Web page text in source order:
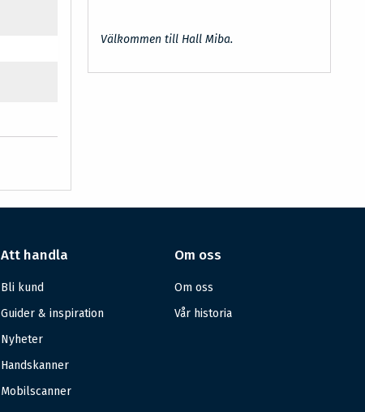
Välkommen till Hall Miba.
Att handla
Bli kund
Guider & inspiration
Nyheter
Handskanner
Mobilscanner
Om oss
Om oss
Vår historia